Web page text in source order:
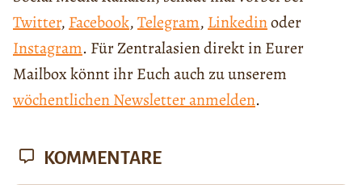
Twitter, Facebook,Telegram, Linkedinoder
Instagram. Für Zentralasien direkt in Eurer
Mailbox könnt ihr Euch auch zu unserem
wöchentlichen Newsletter anmelden.
KOMMENTARE